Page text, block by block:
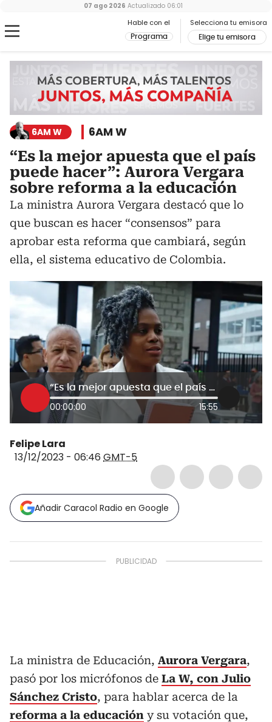
Hable con el
Programa
Selecciona tu emisora
Elige tu emisora
07 ago 2026 Actualizado 06:01
6AM W 6AM W
“Es la mejor apuesta que el país
puede hacer”: Aurora Vergara
sobre reforma a la educación
La ministra Aurora Vergara destacó que lo
que buscan es hacer “consensos” para
aprobar esta reforma que cambiará, según
ella, el sistema educativo de Colombia.
“Es la mejor apuesta que el país puede hacer”: Aurora Vergara sobre reforma a la educación
00:00:00 15:55
Felipe Lara
13/12/2023 - 06:46 GMT-5
Añadir Caracol Radio en Google
La ministra de Educación, Aurora Vergara,
pasó por los micrófonos de La W, con Julio
Sánchez Cristo, para hablar acerca de la
reforma a la educación y su votación que,